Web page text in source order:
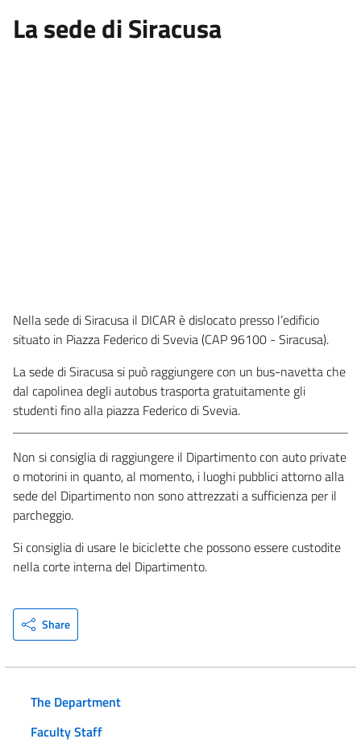
La sede di Siracusa
Nella sede di Siracusa il DICAR è dislocato presso l’edificio
situato in Piazza Federico di Svevia (CAP 96100 - Siracusa).
La sede di Siracusa si può raggiungere con un bus-navetta che
dal capolinea degli autobus trasporta gratuitamente gli
studenti fino alla piazza Federico di Svevia.
Non si consiglia di raggiungere il Dipartimento con auto private
o motorini in quanto, al momento, i luoghi pubblici attorno alla
sede del Dipartimento non sono attrezzati a sufficienza per il
parcheggio.
Si consiglia di usare le biciclette che possono essere custodite
nella corte interna del Dipartimento.
Share
The Department
Faculty Staff